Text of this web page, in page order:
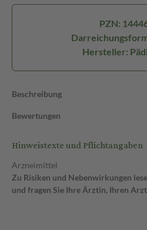
PZN:
Hersteller:
Beschreibung
Bewertungen
Hinweistexte und Pflichtangaben
Arzneimittel
Zu Risiken und Nebenwirkungen
und fragen Sie Ihre Ärztin, Ihren